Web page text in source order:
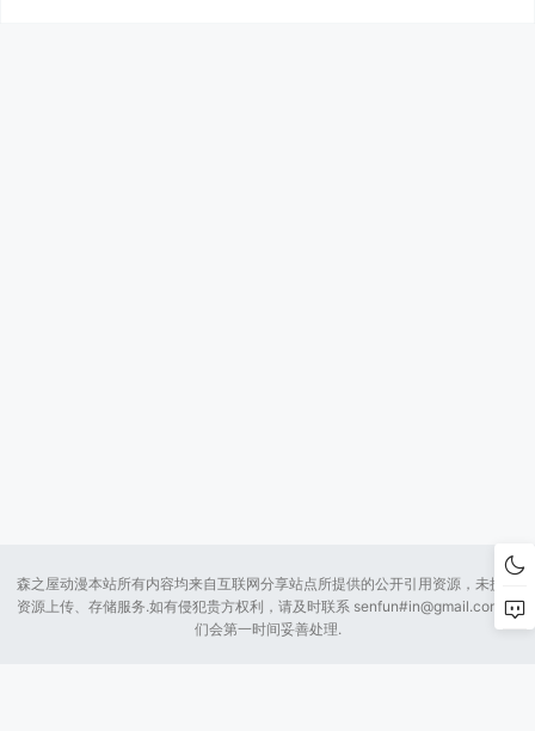
森之屋动漫本站所有内容均来自互联网分享站点所提供的公开引用资源，未提供
资源上传、存储服务.如有侵犯贵方权利，请及时联系 senfun#in@gmail.com 我
们会第一时间妥善处理.